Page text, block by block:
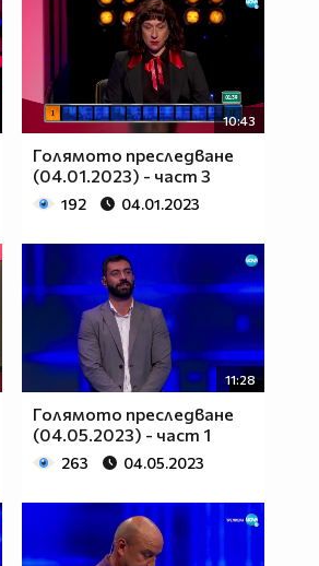
10:43
Голямото преследване
(04.01.2023) - част 3
192 04.01.2023
11:28
Голямото преследване
(04.05.2023) - част 1
263 04.05.2023